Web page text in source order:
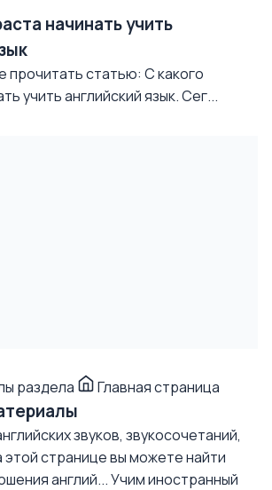
начинать учить
прочитать статью: С какого
учить английский язык. Сег...
раздела Главная страница
звуков, звукосочетаний,
этой странице вы можете найти
англий...Учим иностранный